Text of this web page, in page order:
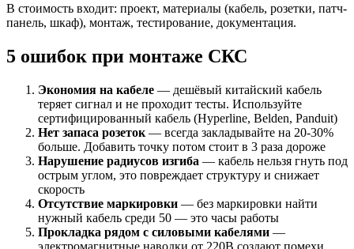
В стоимость входит: проект, материалы (кабель, розетки, патч-
панель, шкаф), монтаж, тестирование, документация.
5 ошибок при монтаже СКС
Экономия на кабеле — дешёвый китайский кабель
теряет сигнал и не проходит тесты. Используйте
сертифицированный кабель (Hyperline, Belden, Panduit)
Нет запаса розеток — всегда закладывайте на 20-30%
больше. Добавить точку потом стоит в 3 раза дороже
Нарушение радиусов изгиба — кабель нельзя гнуть под
острым углом, это повреждает структуру и снижает
скорость
Отсутствие маркировки — без маркировки найти
нужный кабель среди 50 — это часы работы
Прокладка рядом с силовыми кабелями —
электромагнитные наводки от 220В создают помехи.